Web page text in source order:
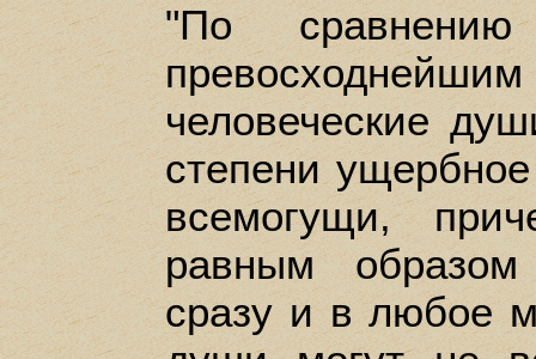
"По
человеческие
степени
всемогущи,
равным
сразу и в любое